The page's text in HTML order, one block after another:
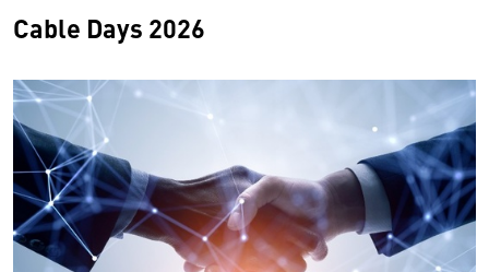
Cable Days 2026